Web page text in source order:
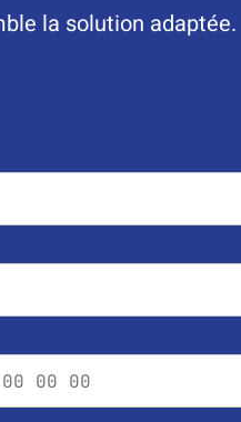
la solution adaptée.